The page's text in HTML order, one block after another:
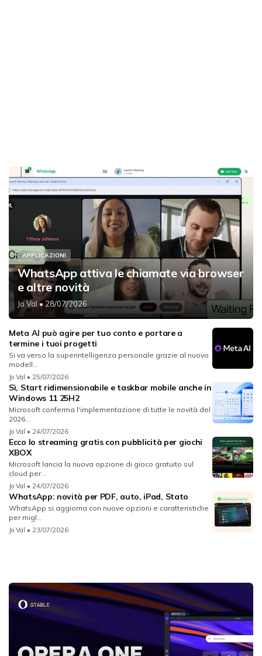
APPLICAZIONI
WhatsApp attiva le chiamate via browser
e altre novità
Jo Val• 28/07/2026
Meta AI può agire per tuo conto e portare a
termine i tuoi progetti
Si va verso la superintelligenza personale grazie al nuovo
modell...
Jo Val • 25/07/2026
Sì, Start ridimensionabile e taskbar mobile anche in
Windows 11 25H2
Microsoft conferma l'implementazione di tutte le novità del
2026...
Jo Val • 24/07/2026
Ecco lo streaming gratis con pubblicità per giochi
XBOX
Microsoft lancia la nuova opzione di gioco gratuito sul
cloud per...
Jo Val • 24/07/2026
WhatsApp: novità per PDF, auto, iPad, Stato
WhatsApp si aggiorna con nuove opzioni e caratteristiche
per migl...
Jo Val • 23/07/2026